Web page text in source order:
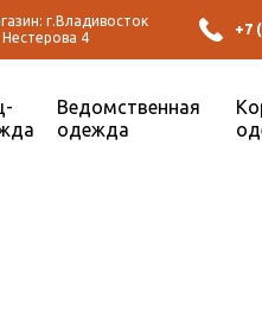
Ведомственная
одежда
+7
г.Владивосток
Нестерова 4